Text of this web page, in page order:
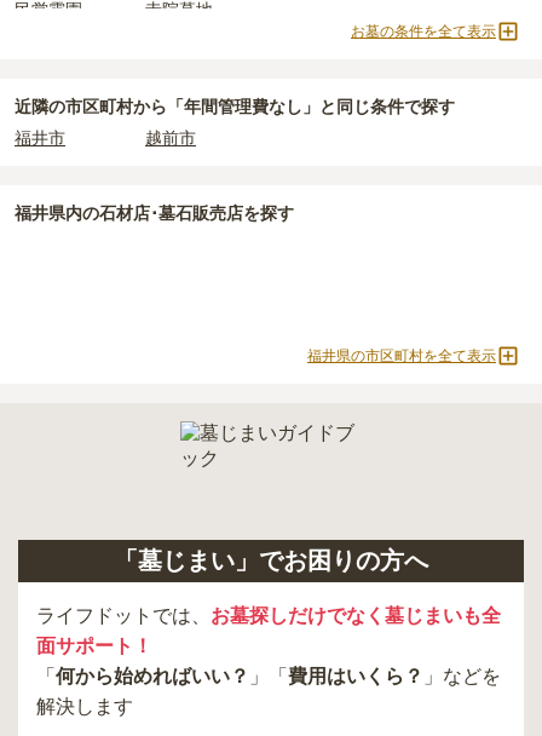
・開眼法要の費用
：お墓を新しく建てた際に行う儀式のための費
用。僧侶に渡すお布施がかかります。
・納骨式の費用
：お墓に遺骨を納める儀式のための費用。僧侶に渡
・ 年間管理費：お墓の管理費。契約後、毎年発生するケースがあり
価格の目安は、1名あたり5万円〜30万円程度です。
お墓を探すのがおすすめです。
民営霊園
寺院墓地
お墓の条件を全て表示
近隣の市区町村から 「年間管理費なし」と 同じ条件で探す
福井市
越前市
福井県内の石材店･墓石販売店を探す
福井県の市区町村を全て表示
「墓じまい」でお困りの方へ
ライフドットでは、 お墓探しだけでなく墓じまいも全
面サポート！
「 何から始めればいい？ 」「 費用はいくら？ 」などを
解決します